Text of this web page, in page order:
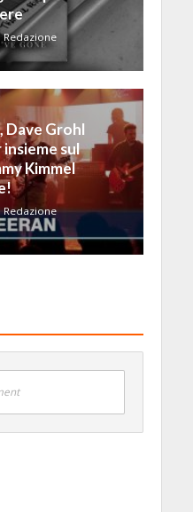
Redazione
Dave Grohl
sul
Kimmel
Redazione